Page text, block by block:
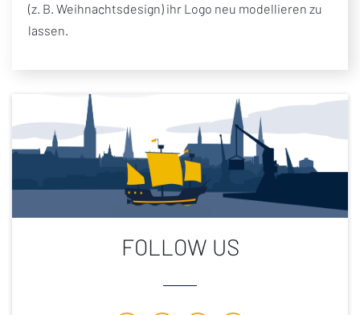
(z. B. Weihnachtsdesign) ihr Logo neu modellieren zu
lassen.
FOLLOW US